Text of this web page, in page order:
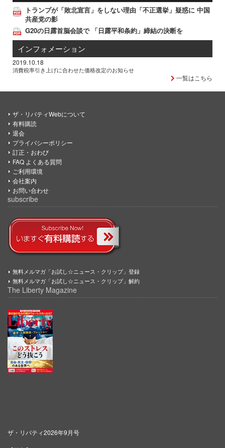
トランプが「敗北宣言」をしない理由「不正選挙」疑惑に 中国
共産党の影
G20の日露首脳会談で 「日露平和条約」締結の決断を
インフォメーション
2019.10.18
消費税率引き上げに合わせた価格改定のお知らせ
一覧はこちら
ザ・リバティWebについて
有料購読
退会
プライバシーポリシー
訂正・おわび
FAQ よくある質問
ご利用環境
会社案内
お問い合わせ
subscribe
無料メルマガ「お試し☆ニュース・クリップ」登録
無料メルマガ「お試し☆ニュース・クリップ」解約
The Liberty Magazine
ザ・リバティ2026年9月号